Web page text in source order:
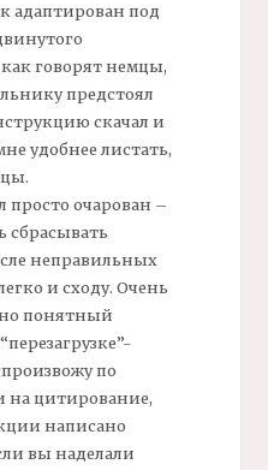
адаптирован под
как говорят немцы,
предстоял
скачал и
удобнее листать,
просто очарован –
сбрасывать
неправильных
и сходу. Очень
понятный
по
на цитирование,
написано
вы наделали